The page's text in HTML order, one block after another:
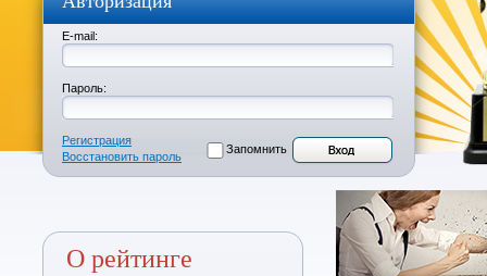
E-mail:
Пароль:
Регистрация
Восстановить пароль
Запомнить
О рейтинге